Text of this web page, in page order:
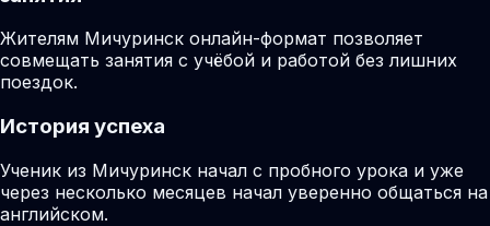
Жителям Мичуринск онлайн-формат позволяет
совмещать занятия с учёбой и работой без лишних
поездок.
История успеха
Ученик из Мичуринск начал с пробного урока и уже
через несколько месяцев начал уверенно общаться на
английском.